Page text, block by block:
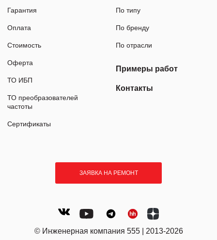
Гарантия
Оплата
Стоимость
Оферта
ТО ИБП
ТО преобразователей
частоты
Сертификаты
По типу
По бренду
По отрасли
Примеры работ
Контакты
ЗАЯВКА НА РЕМОНТ
© Инженерная компания 555 | 2013-2026